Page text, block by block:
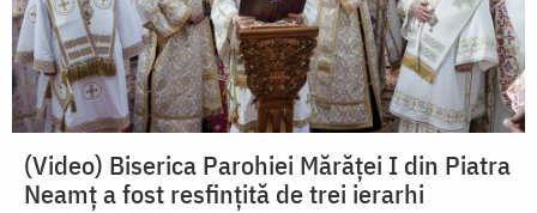
(Video) Biserica Parohiei Mărăței I din Piatra
Neamț a fost resfințită de trei ierarhi